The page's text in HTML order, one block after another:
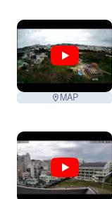
MAP